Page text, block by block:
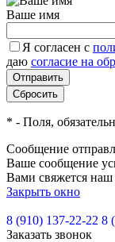
Ваше имя
Я согласен с
даю согласие на
* - Поля,
Сообщение
Ваше сообщение
Вами свяжется наш
Закрыть окно
8 (910) 137-22-22 8
Заказать звонок